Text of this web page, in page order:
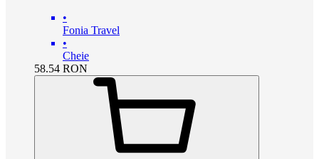
•
Fonia Travel
•
Cheie
58.54 RON